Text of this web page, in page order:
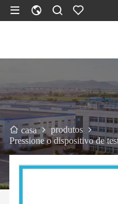
casa
produtos
Pressione o dispositivo de